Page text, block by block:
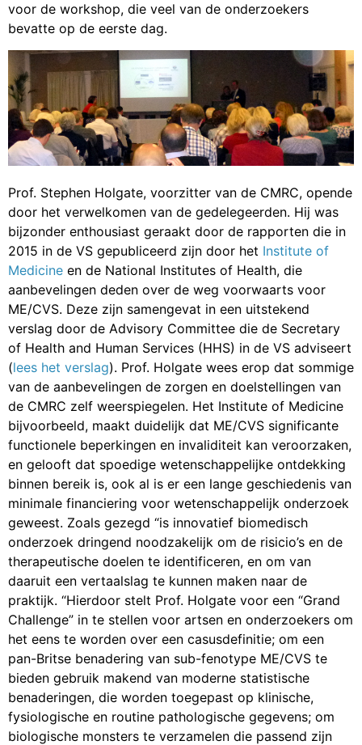
voor de workshop, die veel van de onderzoekers
bevatte op de eerste dag.
Prof. Stephen Holgate, voorzitter van de CMRC, opende
door het verwelkomen van de gedelegeerden. Hij was
bijzonder enthousiast geraakt door de rapporten die in
2015 in de VS gepubliceerd zijn door het Institute of
Medicine en de National Institutes of Health, die
aanbevelingen deden over de weg voorwaarts voor
ME/CVS. Deze zijn samengevat in een uitstekend
verslag door de Advisory Committee die de Secretary
of Health and Human Services (HHS) in de VS adviseert
(lees het verslag). Prof. Holgate wees erop dat sommige
van de aanbevelingen de zorgen en doelstellingen van
de CMRC zelf weerspiegelen. Het Institute of Medicine
bijvoorbeeld, maakt duidelijk dat ME/CVS significante
functionele beperkingen en invaliditeit kan veroorzaken,
en gelooft dat spoedige wetenschappelijke ontdekking
binnen bereik is, ook al is er een lange geschiedenis van
minimale financiering voor wetenschappelijk onderzoek
geweest. Zoals gezegd “is innovatief biomedisch
onderzoek dringend noodzakelijk om de risicio’s en de
therapeutische doelen te identificeren, en om van
daaruit een vertaalslag te kunnen maken naar de
praktijk. “Hierdoor stelt Prof. Holgate voor een “Grand
Challenge” in te stellen voor artsen en onderzoekers om
het eens te worden over een casusdefinitie; om een
pan-Britse benadering van sub-fenotype ME/CVS te
bieden gebruik makend van moderne statistische
benaderingen, die worden toegepast op klinische,
fysiologische en routine pathologische gegevens; om
biologische monsters te verzamelen die passend zijn